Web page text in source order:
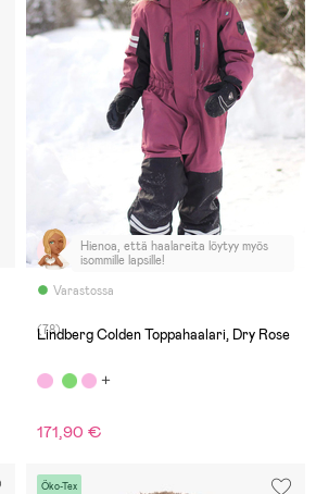
Varastossa
Hienoa, että haalareita löytyy myös
isommille lapsille!
(78)
Lindberg Colden Toppahaalari, Dry Rose
171,90 €
Öko-Tex